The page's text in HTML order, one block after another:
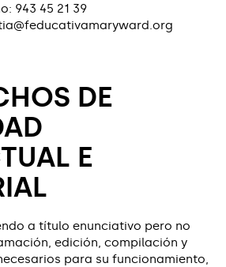
943 45 21 39
DE
E
a título enunciativo pero no
edición, compilación y
para su funcionamiento,